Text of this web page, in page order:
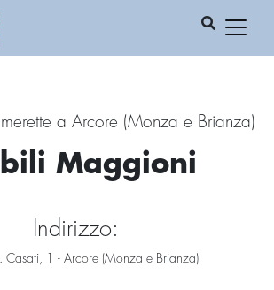
a Arcore (Monza e Brianza)
Maggioni
Indirizzo:
Casati, 1 - Arcore (Monza e Brianza)